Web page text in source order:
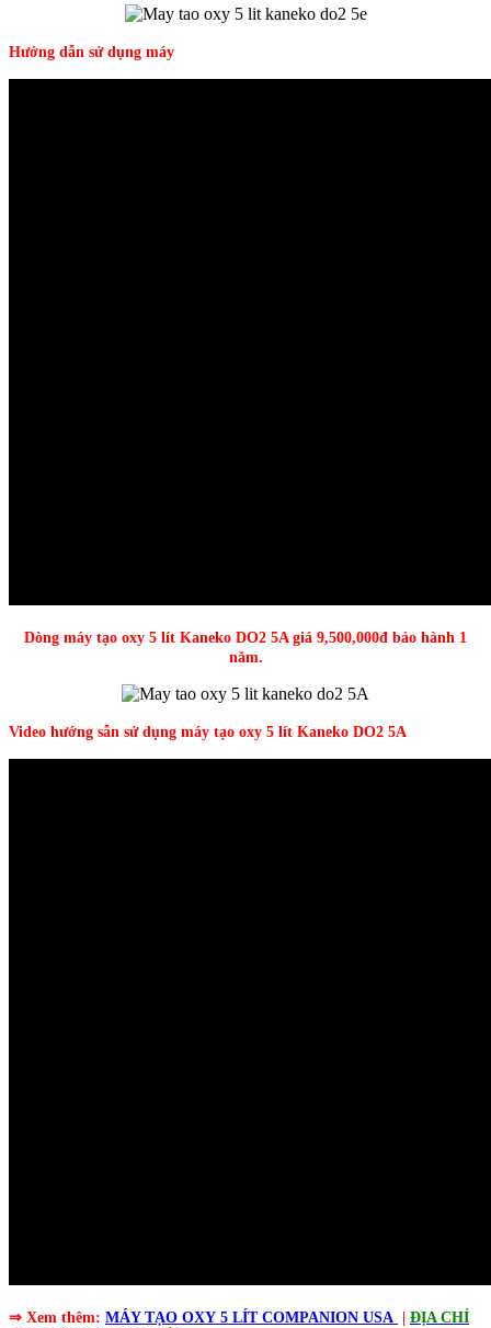
Hướng dẫn sử dụng máy
Dòng máy tạo oxy 5 lít Kaneko DO2 5A giá 9,500,000đ bảo hành 1
năm.
Video hướng sẫn sử dụng máy tạo oxy 5 lít Kaneko DO2 5A
⇒ Xem thêm: MÁY TẠO OXY 5 LÍT COMPANION USA
ĐỊA CHỈ